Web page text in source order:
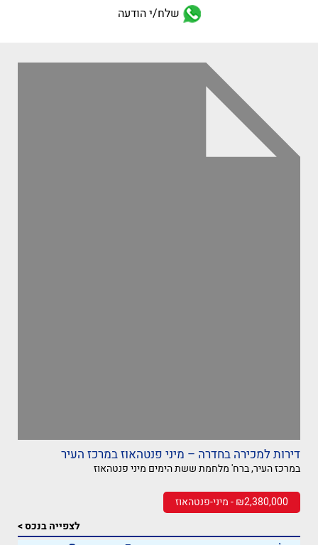
שלח/י הודעה
דירות למכירה בחדרה – מיני פנטהאוז במרכז העיר
במרכז העיר, ברח' מלחמת ששת הימים מיני פנטהאוז
₪2,380,000 - מיני-פנטהאוז
לצפייה בנכס >